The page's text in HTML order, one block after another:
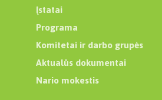
Įstatai
Programa
Komitetai ir darbo grupės
Aktualūs dokumentai
Nario mokestis